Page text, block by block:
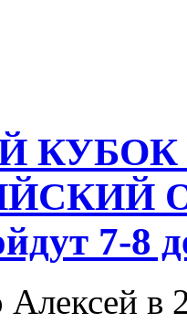
КУБОК
7-8
Алексей в